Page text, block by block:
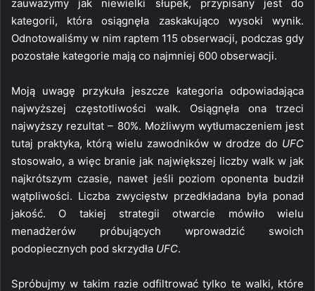
zauważymy jak niewielki słupek, przypisany jest do
kategorii, która osiągnęła zaskakująco wysoki wynik.
Odnotowaliśmy w nim raptem 115 obserwacji, podczas gdy
pozostałe kategorie mają co najmniej 600 obserwacji.
Moją uwagę przykuła jeszcze kategoria odpowiadająca
najwyższej częstotliwości walk. Osiągnęła ona trzeci
najwyższy rezultat – 80%. Możliwym wytłumaczeniem jest
tutaj praktyka, którą wielu zawodników w drodze do UFC
stosowało, a więc branie jak największej liczby walk w jak
najkrótszym czasie, nawet jeśli poziom oponenta budził
wątpliwości. Liczba zwycięstw przedkładana była ponad
jakość. O takiej strategii otwarcie mówiło wielu
menadżerów próbujących wprowadzić swoich
podopiecznych pod skrzydła UFC.
Spróbujmy w takim razie odfiltrować tylko te walki, które